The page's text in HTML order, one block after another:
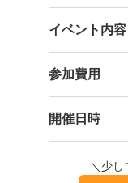
イベント内
参加費用
開催日時
＼少し